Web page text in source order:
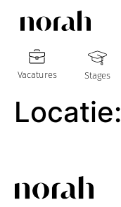
Vacatures Stages
Locatie: